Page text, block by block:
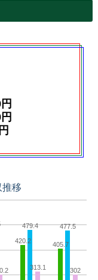
移
420.2 405.7
479.4 477.5
313.1 302